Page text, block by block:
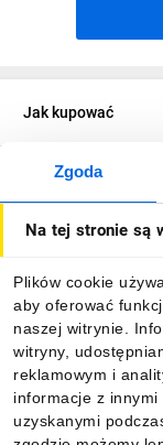
Zgoda
Na tej stronie są
Plików cookie
aby oferować
naszej witrynie.
witryny,
reklamowym i
informacje z
uzyskanymi
Jak kupować
O firmie
Informacje